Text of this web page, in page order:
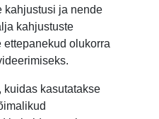
kahjustusi ja nende
kahjustuste
olukorra
kuidas kasutatakse